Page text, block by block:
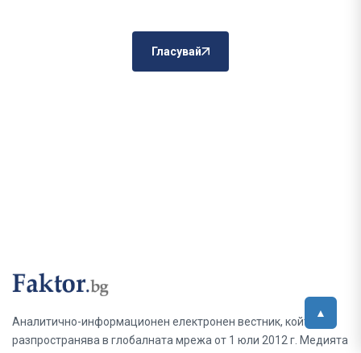
Гласувай
Аналитично-информационен електронен вестник, който се
разпространява в глобалната мрежа от 1 юли 2012 г. Медията